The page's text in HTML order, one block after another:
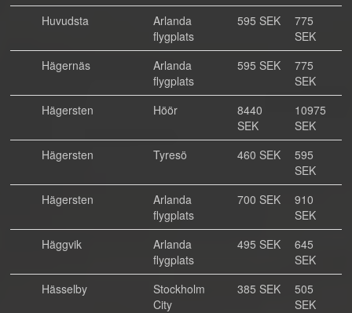
Huvudsta
Arlanda
flygplats
595 SEK
775
SEK
Hägernäs
Arlanda
flygplats
595 SEK
775
SEK
Hägersten
Höör
8440
SEK
10975
SEK
Hägersten
Tyresö 460 SEK
595
SEK
Hägersten
Arlanda
flygplats
700 SEK
910
SEK
Häggvik
Arlanda
flygplats
495 SEK
645
SEK
Hässelby
Stockholm
City
385 SEK
505
SEK